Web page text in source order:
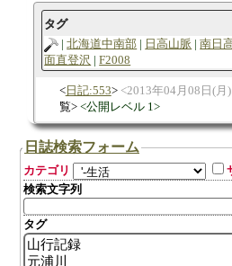
タグ
北海道中南部
日高山脈 南日
面直登沢
F2008
日記:553 2013年04月08日(月
覧
公開レベル 1
日誌検索フォーム
カテゴリ
検索文字列
タグ